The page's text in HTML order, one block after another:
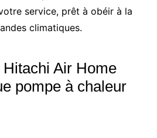
service, prêt à obéir à la
climatiques.
Air Home
pompe à chaleur